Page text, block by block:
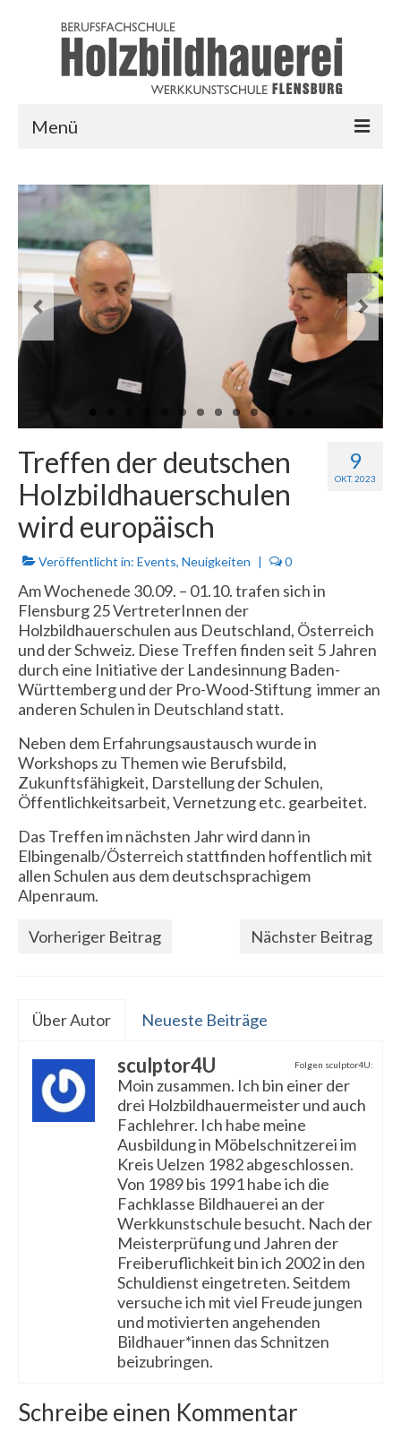
Menü
AUSBILDUNG
LINKS
LOGIN
9
OKT. 2023
Treffen der deutschen
Holzbildhauerschulen
wird europäisch
Veröffentlicht in: Events, Neuigkeiten | 0
Am Wochenede 30.09. – 01.10. trafen sich in
Flensburg 25 VertreterInnen der
Holzbildhauerschulen aus Deutschland, Österreich
und der Schweiz. Diese Treffen finden seit 5 Jahren
durch eine Initiative der Landesinnung Baden-
Württemberg und der Pro-Wood-Stiftung immer an
anderen Schulen in Deutschland statt.
Neben dem Erfahrungsaustausch wurde in
Workshops zu Themen wie Berufsbild,
Zukunftsfähigkeit, Darstellung der Schulen,
Öffentlichkeitsarbeit, Vernetzung etc. gearbeitet.
Das Treffen im nächsten Jahr wird dann in
Elbingenalb/Österreich stattfinden hoffentlich mit
allen Schulen aus dem deutschsprachigem
Alpenraum.
Vorheriger Beitrag Nächster Beitrag
Über Autor Neueste Beiträge
Folgen sculptor4U:
sculptor4U
Moin zusammen. Ich bin einer der
drei Holzbildhauermeister und auch
Fachlehrer. Ich habe meine
Ausbildung in Möbelschnitzerei im
Kreis Uelzen 1982 abgeschlossen.
Von 1989 bis 1991 habe ich die
Fachklasse Bildhauerei an der
Werkkunstschule besucht. Nach der
Meisterprüfung und Jahren der
Freiberuflichkeit bin ich 2002 in den
Schuldienst eingetreten. Seitdem
versuche ich mit viel Freude jungen
und motivierten angehenden
Bildhauer*innen das Schnitzen
beizubringen.
Schreibe einen Kommentar